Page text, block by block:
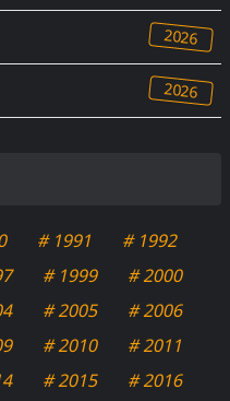
2026
2026
# 1991
# 1992
# 1999
# 2000
# 2005
# 2006
# 2010
# 2011
# 2015
# 2016